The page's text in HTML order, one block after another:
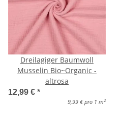
Dreilagiger Baumwoll
Musselin Bio~Organic -
altrosa
12,99 € *
9,99 € pro 1 m 2